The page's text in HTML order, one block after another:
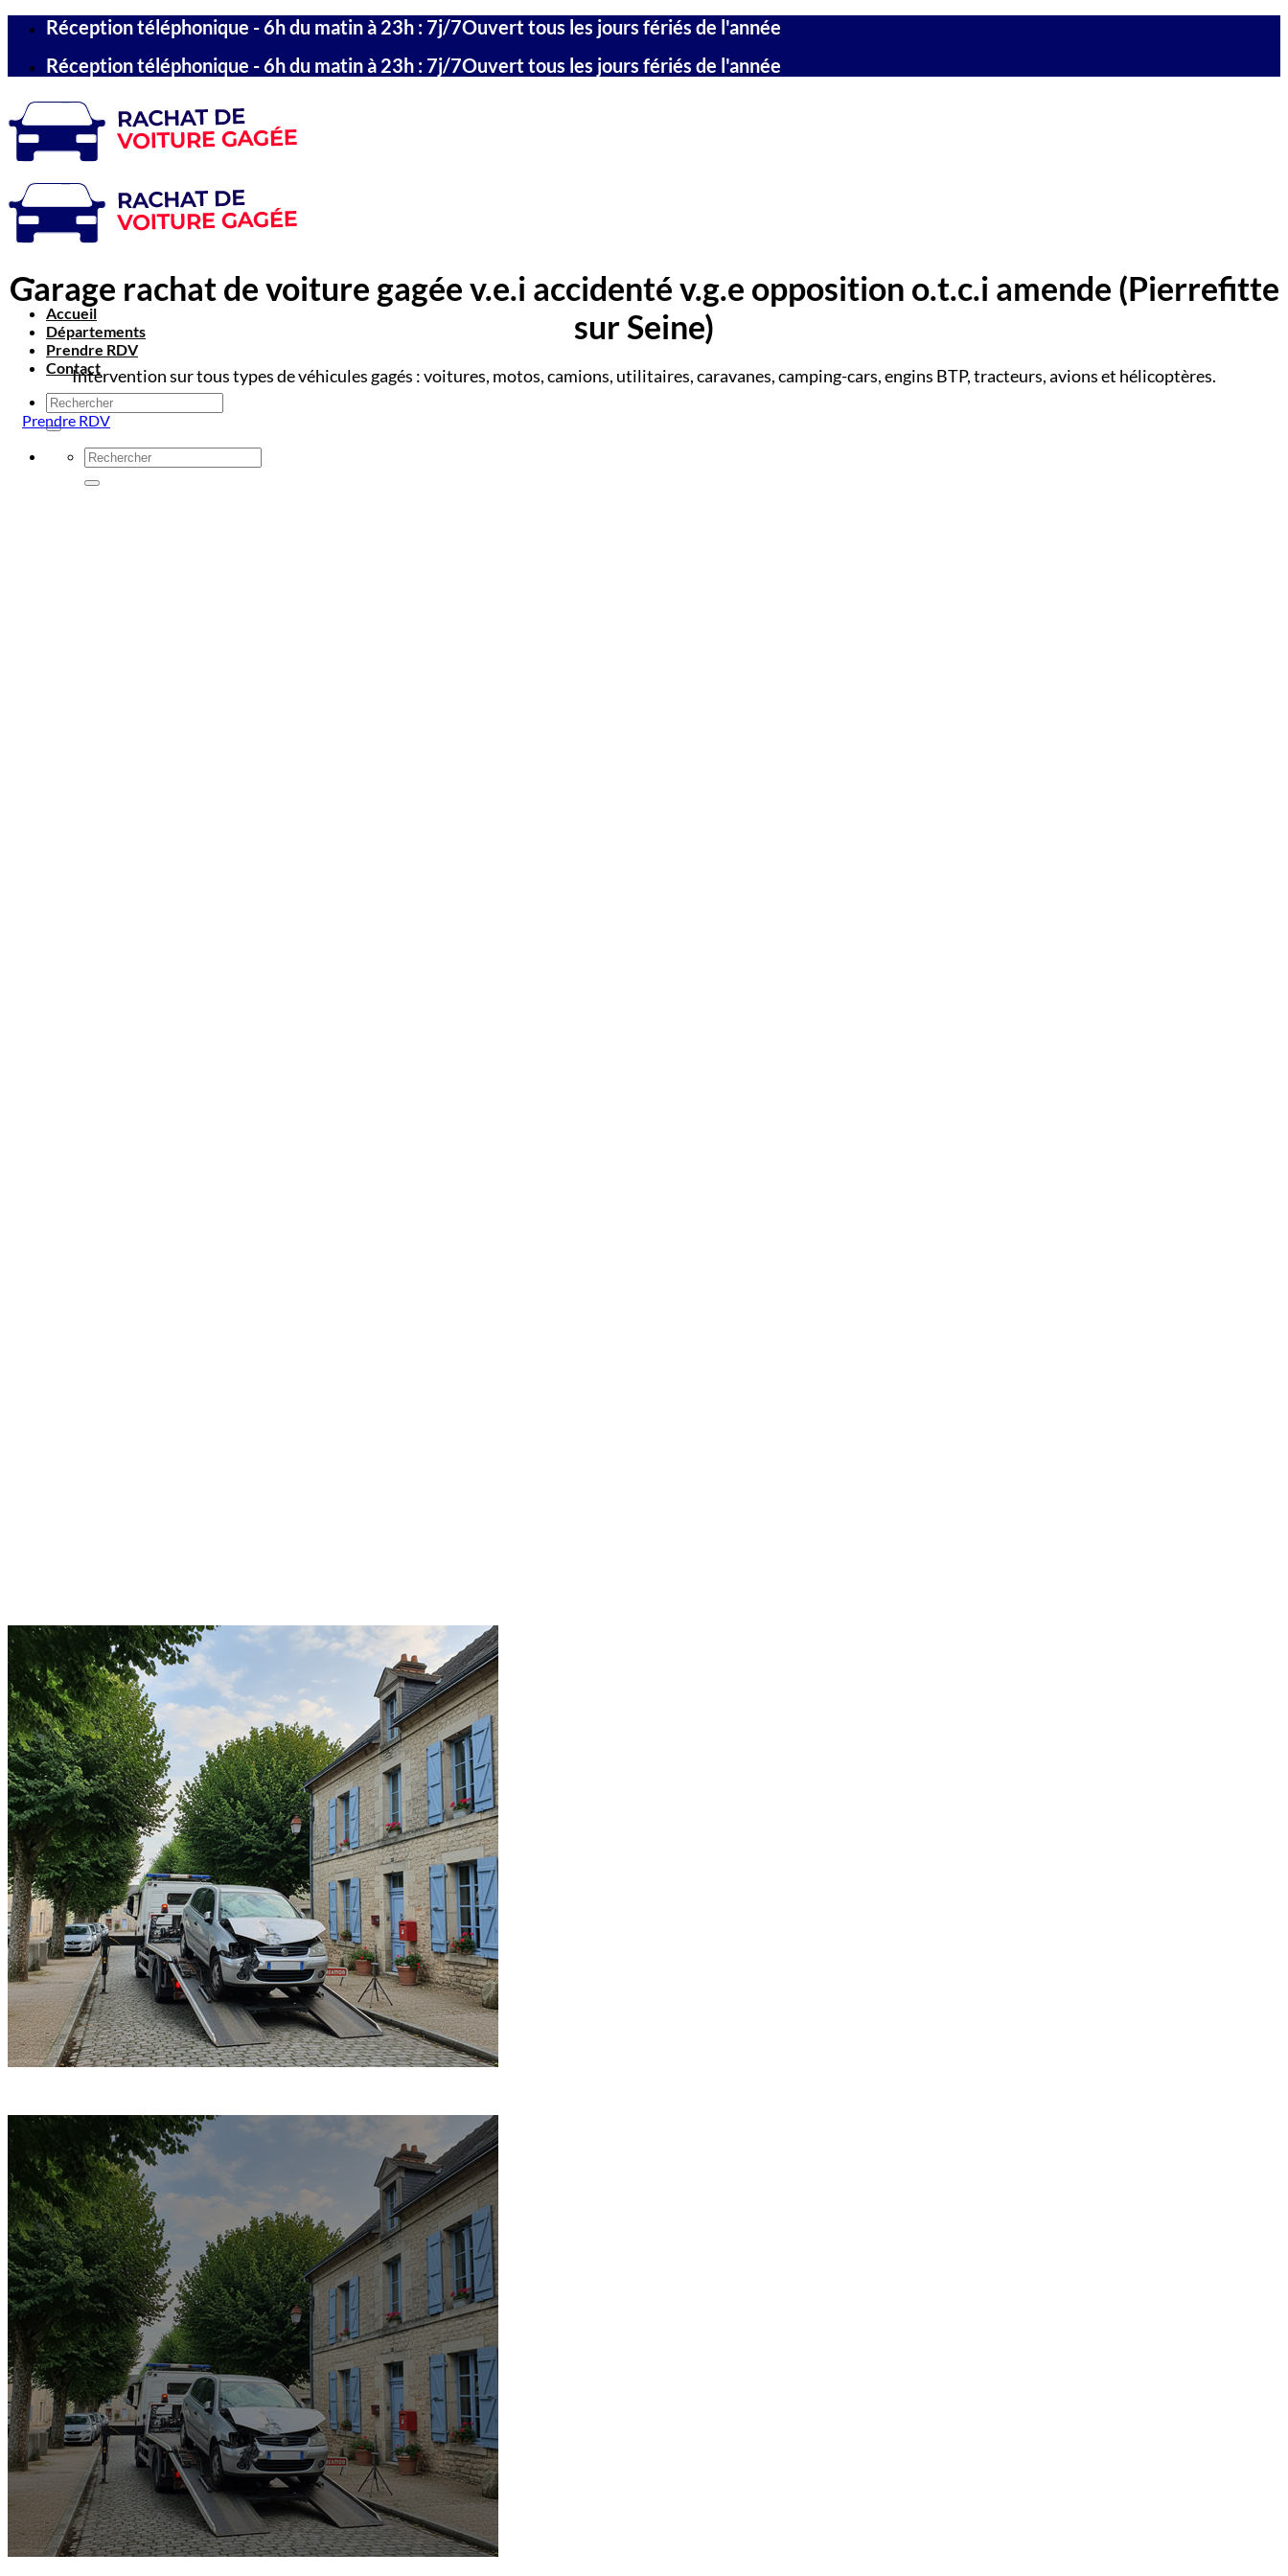
Passer
contenu
Réception téléphonique - 6h du matin à 23h : 7j/7Ouvert tous les jours fériés de l'année
Réception téléphonique - 6h du matin à 23h : 7j/7Ouvert tous les jours fériés de l'année
Accueil
Départements
Prendre RDV
Contact
Garage rachat de voiture gagée v.e.i accidenté v.g.e opposition o.t.c.i amende (Pierrefitte
sur Seine)
Intervention sur tous types de véhicules gagés : voitures, motos, camions, utilitaires, caravanes, camping-cars, engins BTP, tracteurs, avions et hélicoptères.
Prendre RDV